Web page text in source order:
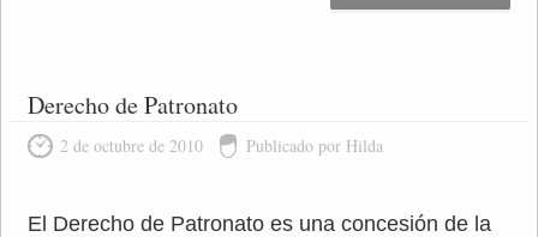
Derecho de Patronato
2 de octubre de 2010 Publicado por Hilda
El Derecho de Patronato es una concesión de la